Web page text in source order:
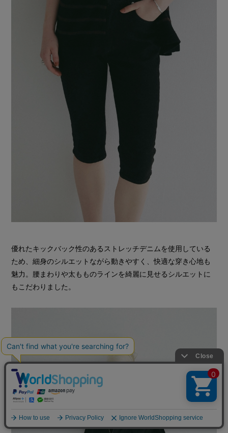
優れたキックバック性のあるストレッチデニムを使用している
ため、細身のシルエットながら動きやすく、快適な穿き心地も
魅力。腰まわりや太もものラインを綺麗に見せるシルエットに
もこだわりました。